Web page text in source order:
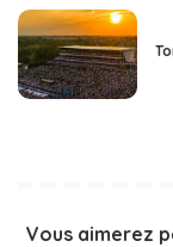
Vous aimerez